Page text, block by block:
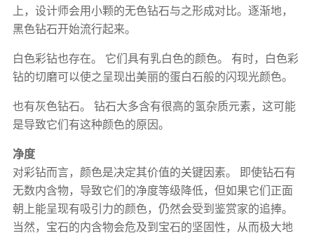
上，设计师会用小颗的无色钻石与之形成对比。逐渐地，
黑色钻石开始流行起来。
白色彩钻也存在。 它们具有乳白色的颜色。 有时，白色彩
钻的切磨可以使之呈现出美丽的蛋白石般的闪现光颜色。
也有灰色钻石。 钻石大多含有很高的氢杂质元素，这可能
是导致它们有这种颜色的原因。
净度
对彩钻而言，颜色是决定其价值的关键因素。 即使钻石有
无数内含物，导致它们的净度等级降低，但如果它们正面
朝上能呈现有吸引力的颜色，仍然会受到鉴赏家的追捧。
当然，宝石的内含物会危及到宝石的坚固性，从而极大地